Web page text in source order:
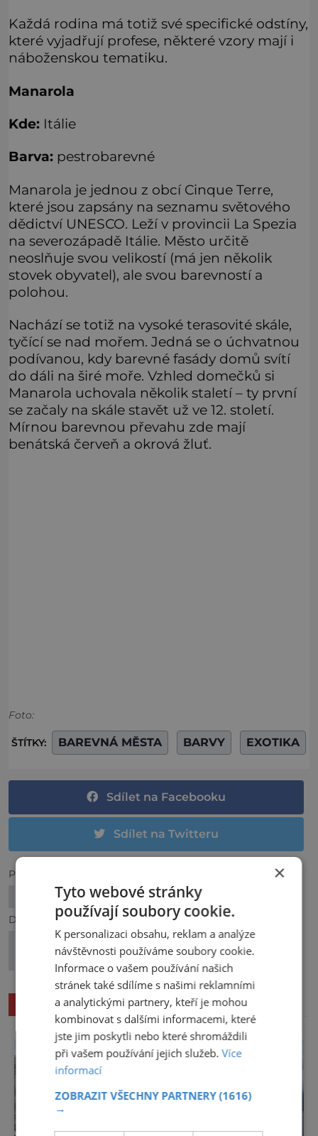
Každá rodina má totiž své specifické odstíny,
které vyjadřují profese, některé vzory mají i
náboženskou tematiku.
Manarola
Kde: Itálie
Barva: pestrobarevné
Manarola je jednou z obcí Cinque Terre,
které jsou zapsány na seznamu světového
dědictví UNESCO. Leží v provincii La Spezia
na severozápadě Itálie. Město určitě
neoslňuje svou velikostí (má jen několik
stovek obyvatel), ale svou barevností a
polohou.
Nachází se totiž na vysoké terasovité skále,
tyčící se nad mořem. Jedná se o úchvatnou
podívanou, kdy barevné fasády domů svítí
do dáli na širé moře. Vzhled domečků si
Manarola uchovala několik staletí – ty první
se začaly na skále stavět už ve 12. století.
Mírnou barevnou převahu zde mají
benátská červeň a okrová žluť.
Foto:
ŠTÍTKY: BAREVNÁ MĚSTA BARVY EXOTIKA
Sdílet na Facebooku
Sdílet na Twitteru
Předchozí článek
7 ohromujících evropských knihoven
Další článek
Ostrov lásky Tahiti: Místo jako dělané pro
romantiky
SOUVISEJÍCÍ ČLÁNKY
×
Tyto webové stránky
používají soubory cookie.
K personalizaci obsahu, reklam a analýze
návštěvnosti používáme soubory cookie.
Informace o vašem používání našich
stránek také sdílíme s našimi reklamními
a analytickými partnery, kteří je mohou
kombinovat s dalšími informacemi, které
jste jim poskytli nebo které shromáždili
při vašem používání jejich služeb.Více
informací
ZOBRAZIT VŠECHNY PARTNERY(1616)
→